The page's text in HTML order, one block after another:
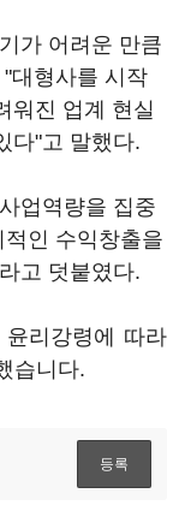
가 어려운 만큼
대형사를 시작
워진 업계 현실
다"고 말했다.
업역량을 집중
인 수익창출을
고 덧붙였다.
리강령에 따라
습니다.